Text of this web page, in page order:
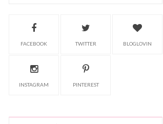
FACEBOOK TWITTER BLOGLOVIN
INSTAGRAM PINTEREST